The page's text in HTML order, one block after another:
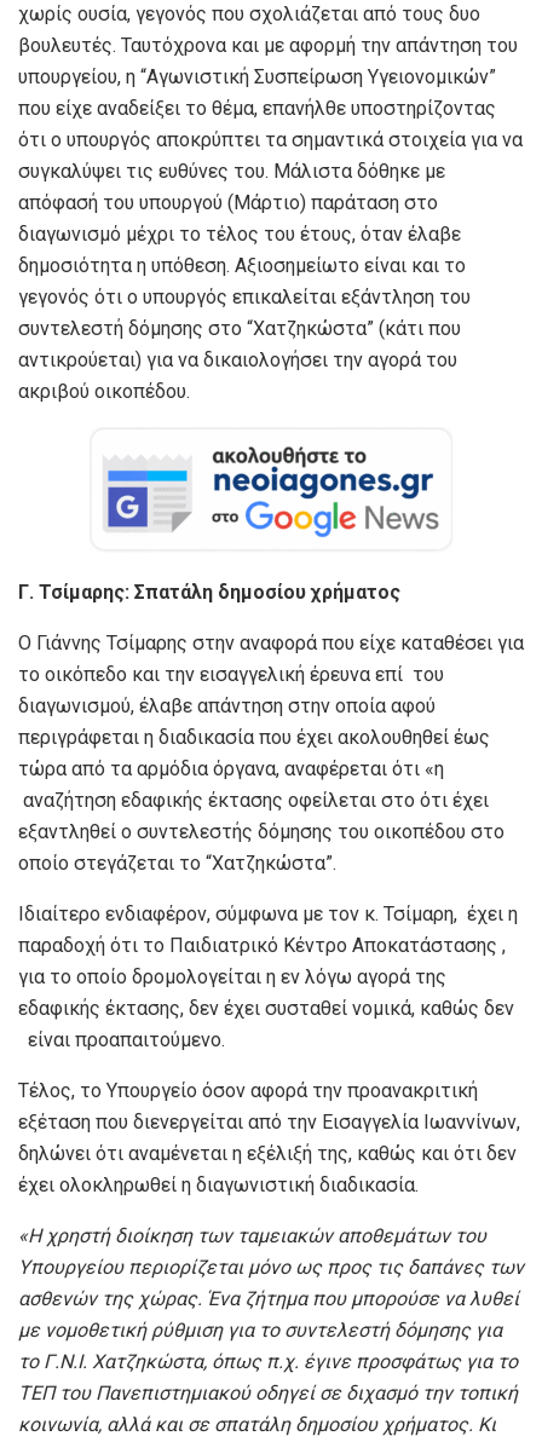
χωρίς ουσία, γεγονός που σχολιάζεται από τους δυο
βουλευτές. Ταυτόχρονα και με αφορμή την απάντηση του
υπουργείου, η “Αγωνιστική Συσπείρωση Υγειονομικών”
που είχε αναδείξει το θέμα, επανήλθε υποστηρίζοντας
ότι ο υπουργός αποκρύπτει τα σημαντικά στοιχεία για να
συγκαλύψει τις ευθύνες του. Μάλιστα δόθηκε με
απόφασή του υπουργού (Μάρτιο) παράταση στο
διαγωνισμό μέχρι το τέλος του έτους, όταν έλαβε
δημοσιότητα η υπόθεση. Αξιοσημείωτο είναι και το
γεγονός ότι ο υπουργός επικαλείται εξάντληση του
συντελεστή δόμησης στο “Χατζηκώστα” (κάτι που
αντικρούεται) για να δικαιολογήσει την αγορά του
ακριβού οικοπέδου.
Γ. Τσίμαρης: Σπατάλη δημοσίου χρήματος
Ο Γιάννης Τσίμαρης στην αναφορά που είχε καταθέσει για
το οικόπεδο και την εισαγγελική έρευνα επί του
διαγωνισμού, έλαβε απάντηση στην οποία αφού
περιγράφεται η διαδικασία που έχει ακολουθηθεί έως
τώρα από τα αρμόδια όργανα, αναφέρεται ότι «η
αναζήτηση εδαφικής έκτασης οφείλεται στο ότι έχει
εξαντληθεί ο συντελεστής δόμησης του οικοπέδου στο
οποίο στεγάζεται το “Χατζηκώστα”.
Ιδιαίτερο ενδιαφέρον, σύμφωνα με τον κ. Τσίμαρη, έχει η
παραδοχή ότι το Παιδιατρικό Κέντρο Αποκατάστασης ,
για το οποίο δρομολογείται η εν λόγω αγορά της
εδαφικής έκτασης, δεν έχει συσταθεί νομικά, καθώς δεν
είναι προαπαιτούμενο.
Τέλος, το Υπουργείο όσον αφορά την προανακριτική
εξέταση που διενεργείται από την Εισαγγελία Ιωαννίνων,
δηλώνει ότι αναμένεται η εξέλιξή της, καθώς και ότι δεν
έχει ολοκληρωθεί η διαγωνιστική διαδικασία.
«Η χρηστή διοίκηση των ταμειακών αποθεμάτων του
Υπουργείου περιορίζεται μόνο ως προς τις δαπάνες των
ασθενών της χώρας. Ένα ζήτημα που μπορούσε να λυθεί
με νομοθετική ρύθμιση για το συντελεστή δόμησης για
το Γ.Ν.Ι. Χατζηκώστα, όπως π.χ. έγινε προσφάτως για το
ΤΕΠ του Πανεπιστημιακού οδηγεί σε διχασμό την τοπική
κοινωνία, αλλά και σε σπατάλη δημοσίου χρήματος. Κι